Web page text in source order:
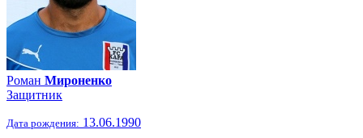
Роман Мироненко
Защитник
Дата рождения: 13.06.1990